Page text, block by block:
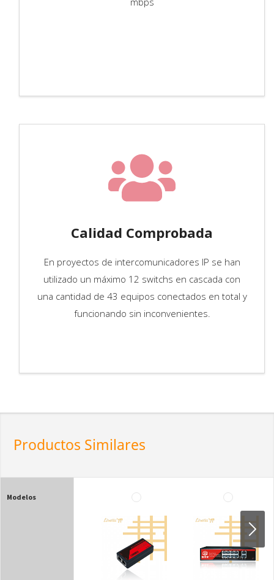
Calidad Comprobada
En proyectos de intercomunicadores IP se han
utilizado un máximo 12 switchs en cascada con
una cantidad de 43 equipos conectados en total y
funcionando sin inconvenientes.
Productos Similares
Modelos